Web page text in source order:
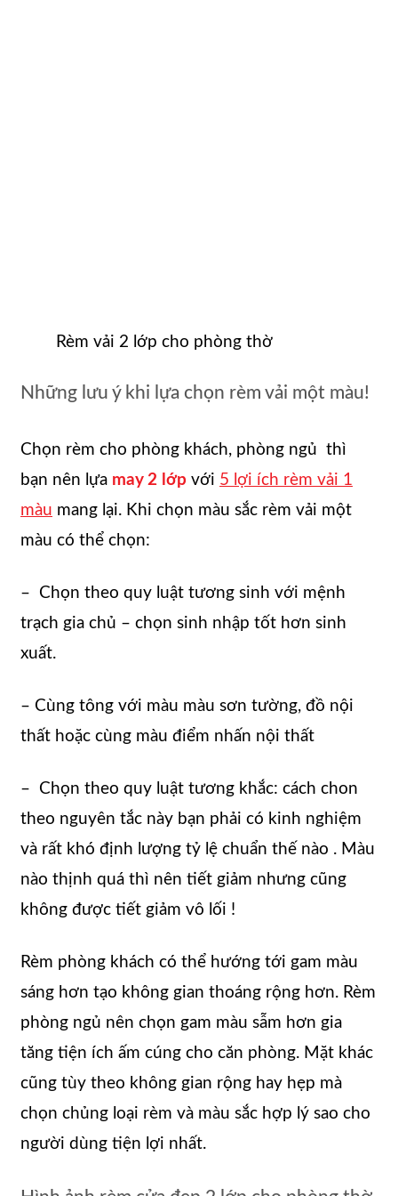
Rèm vải 2 lớp cho phòng thờ
Những lưu ý khi lựa chọn rèm vải một màu!
Chọn rèm cho phòng khách, phòng ngủ thì
bạn nên lựa may 2 lớp với 5 lợi ích rèm vải 1
màu mang lại. Khi chọn màu sắc rèm vải một
màu có thể chọn:
– Chọn theo quy luật tương sinh với mệnh
trạch gia chủ – chọn sinh nhập tốt hơn sinh
xuất.
– Cùng tông với màu màu sơn tường, đồ nội
thất hoặc cùng màu điểm nhấn nội thất
– Chọn theo quy luật tương khắc: cách chon
theo nguyên tắc này bạn phải có kinh nghiệm
và rất khó định lượng tỷ lệ chuẩn thế nào . Màu
nào thịnh quá thì nên tiết giảm nhưng cũng
không được tiết giảm vô lối !
Rèm phòng khách có thể hướng tới gam màu
sáng hơn tạo không gian thoáng rộng hơn. Rèm
phòng ngủ nên chọn gam màu sẫm hơn gia
tăng tiện ích ấm cúng cho căn phòng. Mặt khác
cũng tùy theo không gian rộng hay hẹp mà
chọn chủng loại rèm và màu sắc hợp lý sao cho
người dùng tiện lợi nhất.